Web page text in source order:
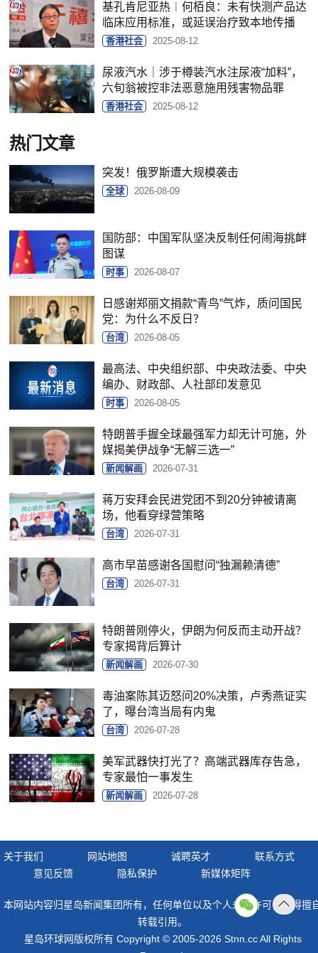
基孔肯尼亚热︱何栢良：未有快测产品达
临床应用标准，或延误治疗致本地传播
香港社会 2025-08-12
尿液汽水｜涉于樽装汽水注尿液“加料”，
六旬翁被控非法恶意施用残害物品罪
香港社会 2025-08-12
热门文章
突发！俄罗斯遭大规模袭击
全球 2026-08-09
国防部：中国军队坚决反制任何闹海挑衅
图谋
时事 2026-08-07
日感谢郑丽文捐款“青鸟”气炸，质问国民
党：为什么不反日？
台湾 2026-08-05
最高法、中央组织部、中央政法委、中央
编办、财政部、人社部印发意见
时事 2026-08-05
特朗普手握全球最强军力却无计可施，外
媒揭美伊战争“无解三选一”
新闻解画 2026-07-31
蒋万安拜会民进党团不到20分钟被请离
场，他看穿绿营策略
台湾 2026-07-31
高市早苗感谢各国慰问“独漏赖清德”
台湾 2026-07-31
特朗普刚停火，伊朗为何反而主动开战？
专家揭背后算计
新闻解画 2026-07-30
毒油案陈其迈怒问20%决策，卢秀燕证实
了，曝台湾当局有内鬼
台湾 2026-07-28
美军武器快打光了？高端武器库存告急，
专家最怕一事发生
新闻解画 2026-07-28
关于我们 网站地图 诚聘英才
联系方式
意见反馈
隐私保护 新媒体矩阵
本网站内容归星岛新闻集团所有，任何单位以及个人未经许可，不得擅
转载引用。
星岛环球网版权所有 Copyright © 2005-2026 Stnn.cc All Rights
顶部